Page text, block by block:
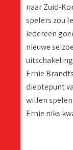
naar Zuid-
spelers zou
iedereen
nieuwe
Ernie
dieptepunt
willen spelen
Ernie niks